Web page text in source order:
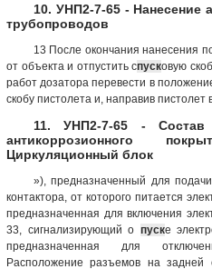
10. УНП2-7-65 - Нанесение
трубопроводов
13 После окончания нанесения
от объекта и отпустить спусковую
работ дозатора перевести в
скобу пистолета и, направив пистолет
11. УНП2-7-65 - Состав
антикоррозионного
Циркуляционный блок
»), предназначенный для
контактора, от которого питается
предназначенная для включения
33, сигнализирующий о пуске
предназначенная для
Расположение разъемов на задней